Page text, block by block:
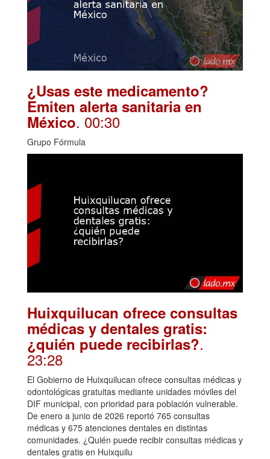
¿Usas este medicamento?
Emiten alerta sanitaria en
México. 00:30
Grupo Fórmula
Huixquilucan ofrece consultas
médicas y dentales gratis:
¿quién puede recibirlas?.
23:28
El Gobierno de Huixquilucan ofrece consultas médicas y
odontológicas gratuitas mediante unidades móviles del
DIF municipal, con prioridad para población vulnerable.
De enero a junio de 2026 reportó 765 consultas
médicas y 675 atenciones dentales en distintas
comunidades. ¿Quién puede recibir consultas médicas y
dentales gratis en Huixquilu